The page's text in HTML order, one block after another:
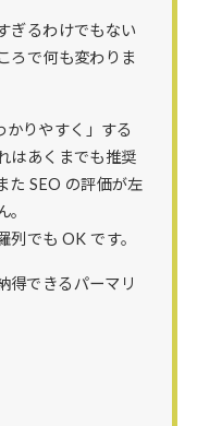
ぎるわけでもない
ろで何も変わりま
りやすく」する
はあくまでも推奨
た SEO の評価が左
でも OK です。
得できるパーマリ